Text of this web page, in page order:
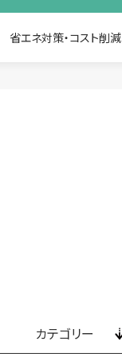
省エネ対策・コスト削減
カテゴリー